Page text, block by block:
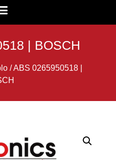
| BOSCH
/ABS 0265950518 |